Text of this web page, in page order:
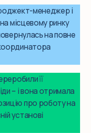
менеджер і
місцевому ринку
на повне
її
– і вона отримала
про роботу на
установі